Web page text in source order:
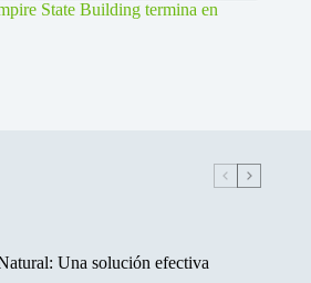
State Building termina en
Una solución efectiva